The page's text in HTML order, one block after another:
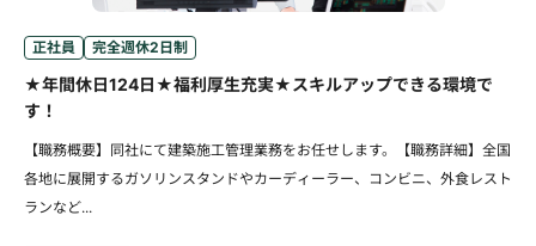
正社員 完全週休2日制
★年間休日124日★福利厚生充実★スキルアップできる環境で
す！
【職務概要】同社にて建築施工管理業務をお任せします。【職務詳細】全国
各地に展開するガソリンスタンドやカーディーラー、コンビニ、外食レスト
ランなど...